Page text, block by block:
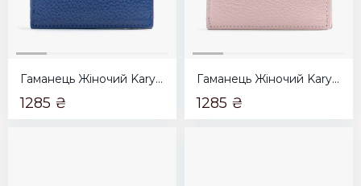
Гаманець Жіночий Karya синій
1285 ₴
Гаманець Жіночий Karya пудровий
1285 ₴